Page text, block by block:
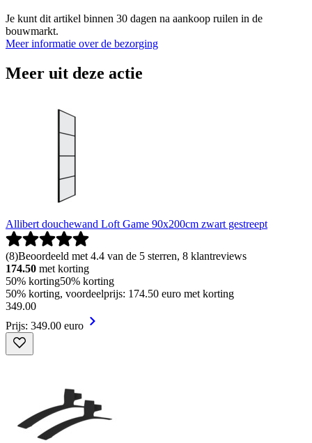
Je kunt dit artikel binnen 30 dagen na aankoop ruilen in de
bouwmarkt.
Meer informatie over de bezorging
Meer uit deze actie
Allibert douchewand Loft Game 90x200cm zwart gestreept
(8)Beoordeeld met 4.4 van de 5 sterren, 8 klantreviews
174.50 met korting
50% korting50% korting
50% korting, voordeelprijs: 174.50 euro met korting
349.00
Prijs: 349.00 euro